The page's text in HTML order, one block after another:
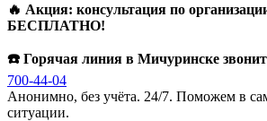
🔥 Акция: консультация по
БЕСПЛАТНО!
☎️ Горячая линия в Мичуринске
700-44-04
Анонимно, без учёта. 24/7. Поможем в
ситуации.